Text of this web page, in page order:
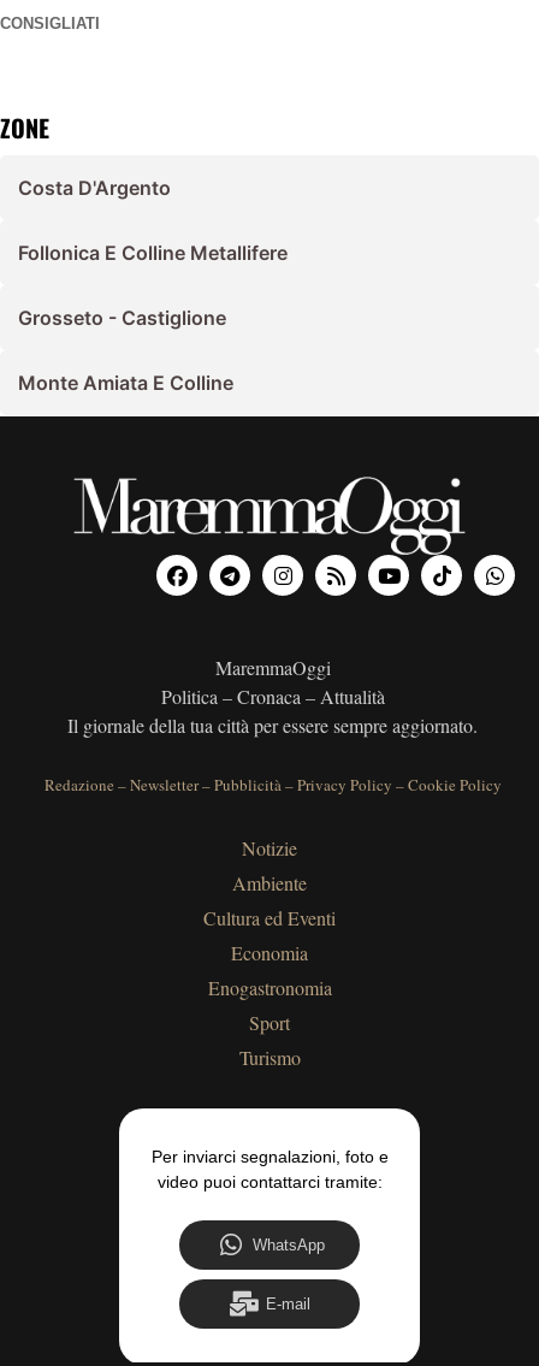
CONSIGLIATI
ZONE
Costa D'Argento
Follonica E Colline Metallifere
Grosseto - Castiglione
Monte Amiata E Colline
MaremmaOggi
Politica – Cronaca – Attualità
Il giornale della tua città per essere sempre aggiornato.
Redazione –Newsletter–Pubblicità–Privacy Policy –Cookie Policy
Notizie
Ambiente
Cultura ed Eventi
Economia
Enogastronomia
Sport
Turismo
Per inviarci segnalazioni, foto e
video puoi contattarci tramite:
WhatsApp
E-mail